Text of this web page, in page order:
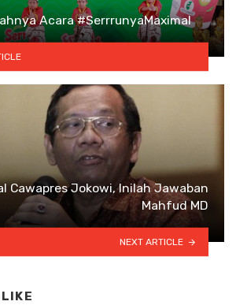
Acara #SerrrunyaMaximal
Cawapres Jokowi, Inilah Jawaban
Mahfud MD
NEXT ARTICLE